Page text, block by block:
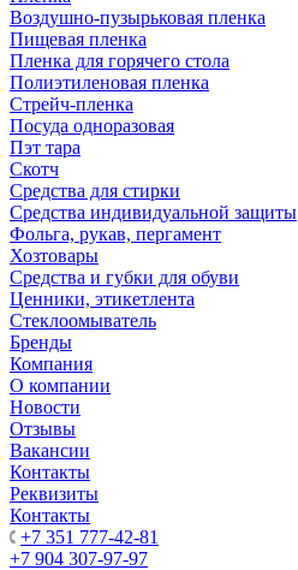
Воздушно-пузырьковая пленка
Пищевая пленка
Пленка для горячего стола
Полиэтиленовая пленка
Стрейч-пленка
Посуда одноразовая
Пэт тара
Скотч
Средства для стирки
Средства индивидуальной защиты
Фольга, рукав, пергамент
Хозтовары
Средства и губки для обуви
Ценники, этикетлента
Стеклоомыватель
Бренды
Компания
О компании
Новости
Отзывы
Вакансии
Контакты
Реквизиты
Контакты
+7 351 777-42-81
+7 904 307-97-97